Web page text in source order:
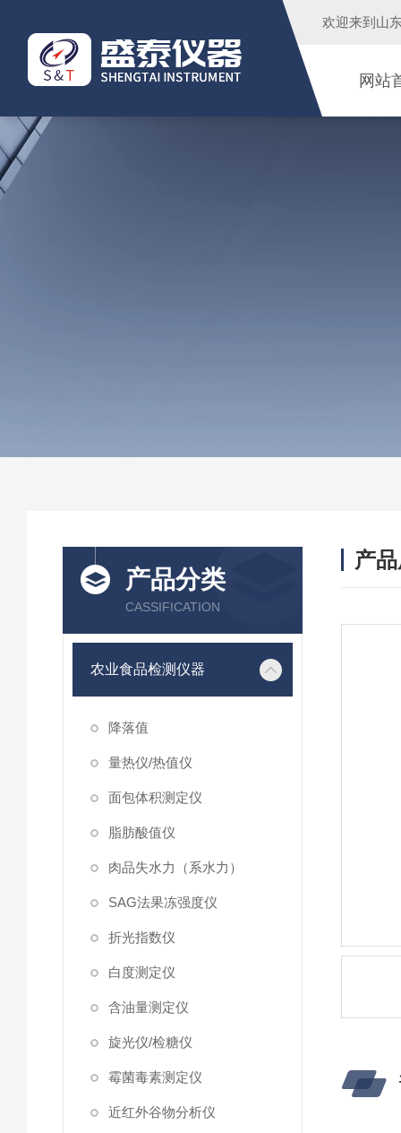
欢迎来到 山
网站
产品分类
CASSIFICATION
农业食品检测仪器
降落值
量热仪/热值仪
面包体积测定仪
脂肪酸值仪
肉品失水力（系水力）
SAG法果冻强度仪
折光指数仪
白度测定仪
含油量测定仪
旋光仪/检糖仪
霉菌毒素测定仪
近红外谷物分析仪
产